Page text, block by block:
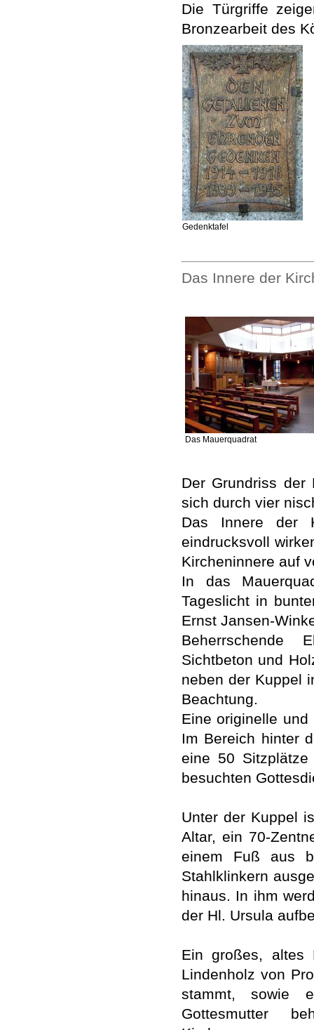
Die Türgriffe
Bronzearbeit des
Gedenktafel
Das Innere der
Das Mauerquadrat
Der Grundriss
sich durch vier
Das Innere der
eindrucksvoll
Kircheninnere auf
In das
Tageslicht in
Ernst Jansen-
Beherrschende
Sichtbeton und
neben der Kuppel
Beachtung.
Eine originelle
Im Bereich hinter
eine 50 Sitzplätze
besuchten
Unter der Kuppel
Altar, ein 70-
einem Fuß aus
Stahlklinkern
hinaus. In ihm
der Hl. Ursula
Ein großes, altes
Lindenholz von
stammt, sowie
Gottesmutter